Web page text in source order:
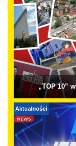
„TOP 10”
Aktualności